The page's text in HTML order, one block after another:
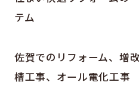
テム
佐賀でのリフォーム、増
槽工事、オール電化工事